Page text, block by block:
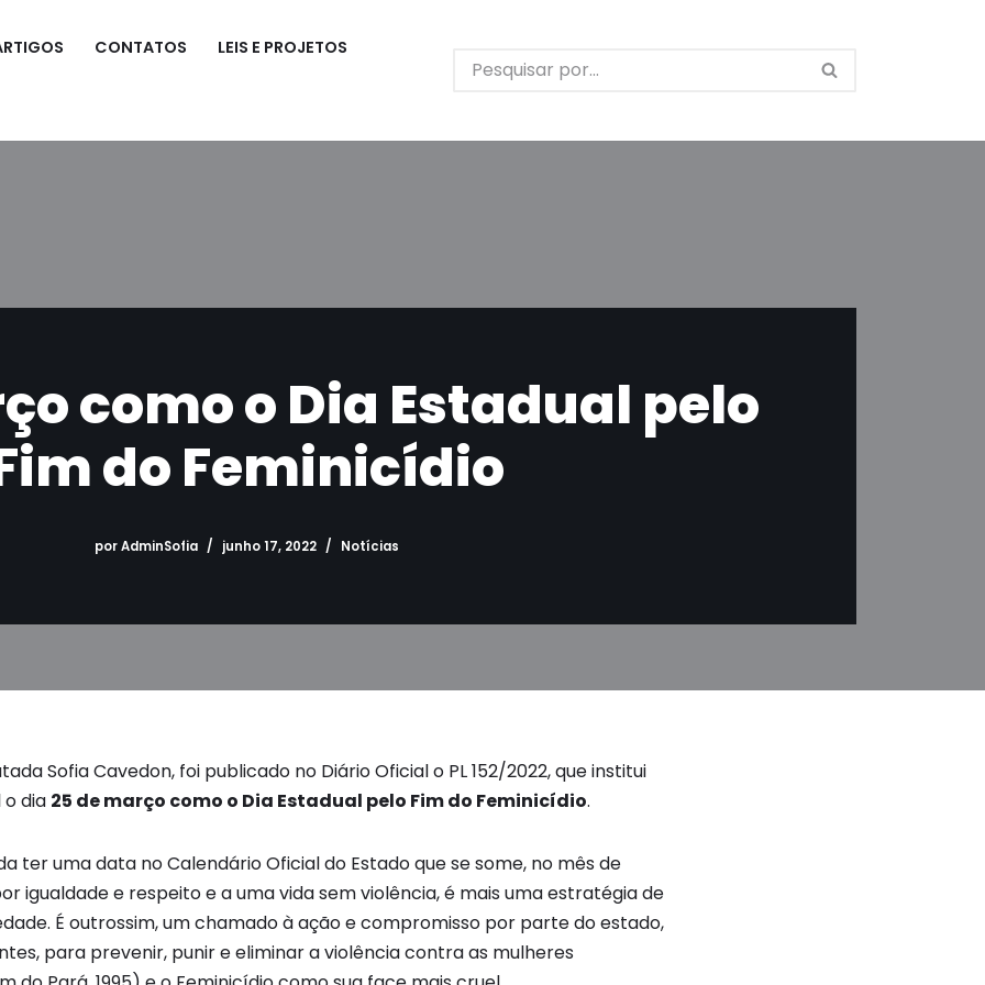
CONTATOS LEIS E PROJETOS
como o Dia Estadual pelo
do Feminicídio
porAdminSofia junho 17, 2022 Notícias
Sofia Cavedon, foi publicado no Diário Oficial o PL 152/2022, que institui
o dia 25 de março como o Dia Estadual pelo Fim do Feminicídio.
ter uma data no Calendário Oficial do Estado que se some, no mês de
igualdade e respeito e a uma vida sem violência, é mais uma estratégia de
É outrossim, um chamado à ação e compromisso por parte do estado,
para prevenir, punir e eliminar a violência contra as mulheres